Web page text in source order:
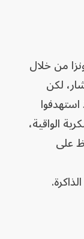
من خلال
لكن
الواقية،
على